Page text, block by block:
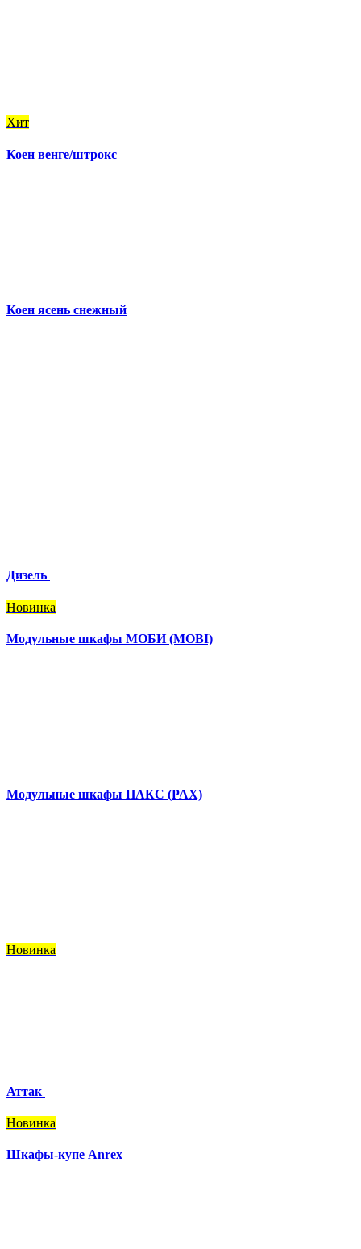
Хит
Коен венге/штрокс
Коен ясень снежный
Дизель
Новинка
Модульные шкафы МОБИ (MOBI)
Модульные шкафы ПАКС (PAX)
Новинка
Аттак
Новинка
Шкафы-купе Anrex